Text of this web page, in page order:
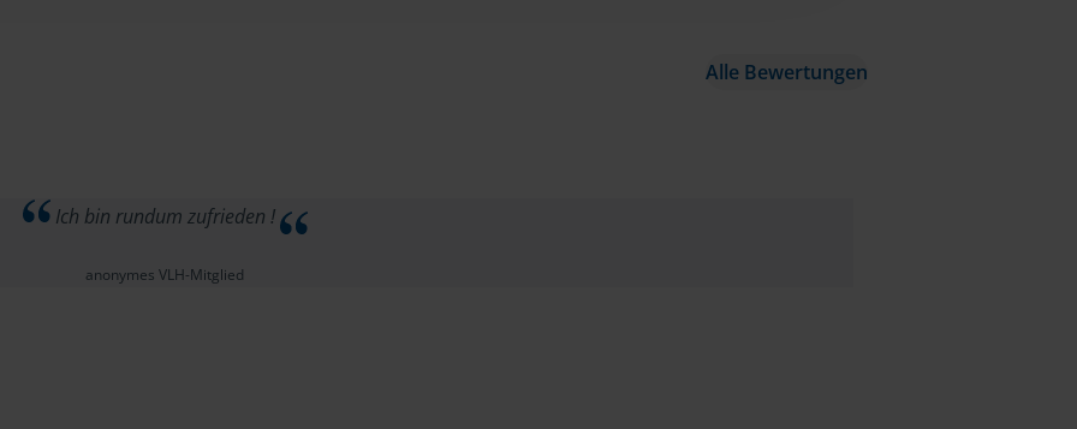
Alle Bewertungen
Ich bin rundum zufrieden !
anonymes VLH-Mitglied